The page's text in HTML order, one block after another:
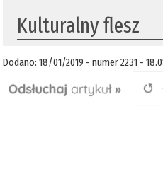
Kulturalny flesz
Dodano: 18/01/2019 - numer 2231 -